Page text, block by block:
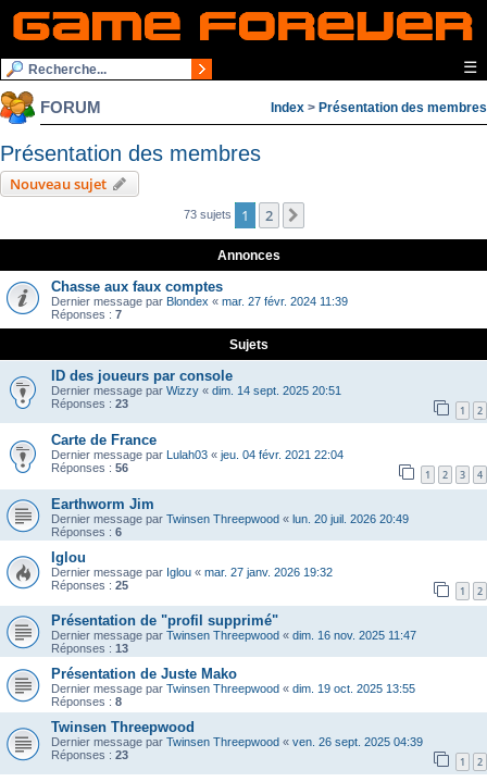
☰
FORUM Index > Présentation des membres
Présentation des membres
Nouveau sujet
73 sujets 1 2
Annonces
Chasse aux faux comptes
Dernier message par Blondex « mar. 27 févr. 2024 11:39
Réponses : 7
Sujets
ID des joueurs par console
Dernier message par Wizzy « dim. 14 sept. 2025 20:51
Réponses : 23 1 2
Carte de France
Dernier message par Lulah03 « jeu. 04 févr. 2021 22:04
Réponses : 56 1 2 3 4
Earthworm Jim
Dernier message par Twinsen Threepwood « lun. 20 juil. 2026 20:49
Réponses : 6
Iglou
Dernier message par Iglou « mar. 27 janv. 2026 19:32
Réponses : 25 1 2
Présentation de "profil supprimé"
Dernier message par Twinsen Threepwood « dim. 16 nov. 2025 11:47
Réponses : 13
Présentation de Juste Mako
Dernier message par Twinsen Threepwood « dim. 19 oct. 2025 13:55
Réponses : 8
Twinsen Threepwood
Dernier message par Twinsen Threepwood « ven. 26 sept. 2025 04:39
Réponses : 23 1 2